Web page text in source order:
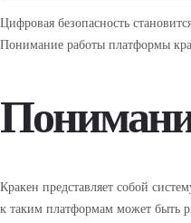
Цифровая безопасность
Понимание работы платформы
Кракен представляет собой
к таким платформам может быть